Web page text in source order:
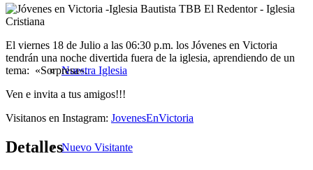
Nuestra Iglesia
Nuevo Visitante
El viernes 18 de Julio a las 06:30 p.m. los Jóvenes en Victoria
tendrán una noche divertida fuera de la iglesia, aprendiendo de un
tema: «Sorpresa».
Ven e invita a tus amigos!!!
Visitanos en Instagram: JovenesEnVictoria
Detalles